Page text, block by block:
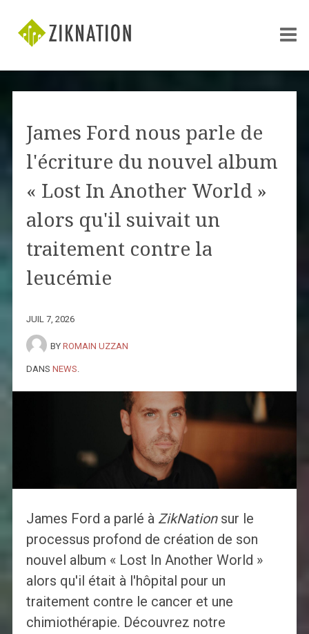
James Ford nous parle de
l'écriture du nouvel album
« Lost In Another World »
alors qu'il suivait un
traitement contre la
leucémie
JUIL 7, 2026
BY ROMAIN UZZAN
DANS NEWS
James Ford a parlé à ZikNationsur le
processus profond de création de son
nouvel album « Lost In Another World »
alors qu'il était à l'hôpital pour un
traitement contre le cancer et une
chimiothérapie. Découvrez notre